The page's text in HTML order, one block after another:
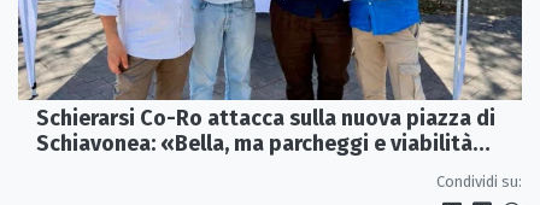
Schierarsi Co-Ro attacca sulla nuova piazza di
Schiavonea: «Bella, ma parcheggi e viabilità
Condividi su: